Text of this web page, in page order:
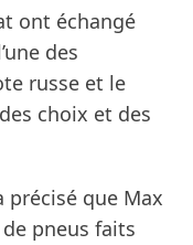
ont échangé
des
russe et le
choix et des
que Max
pneus faits